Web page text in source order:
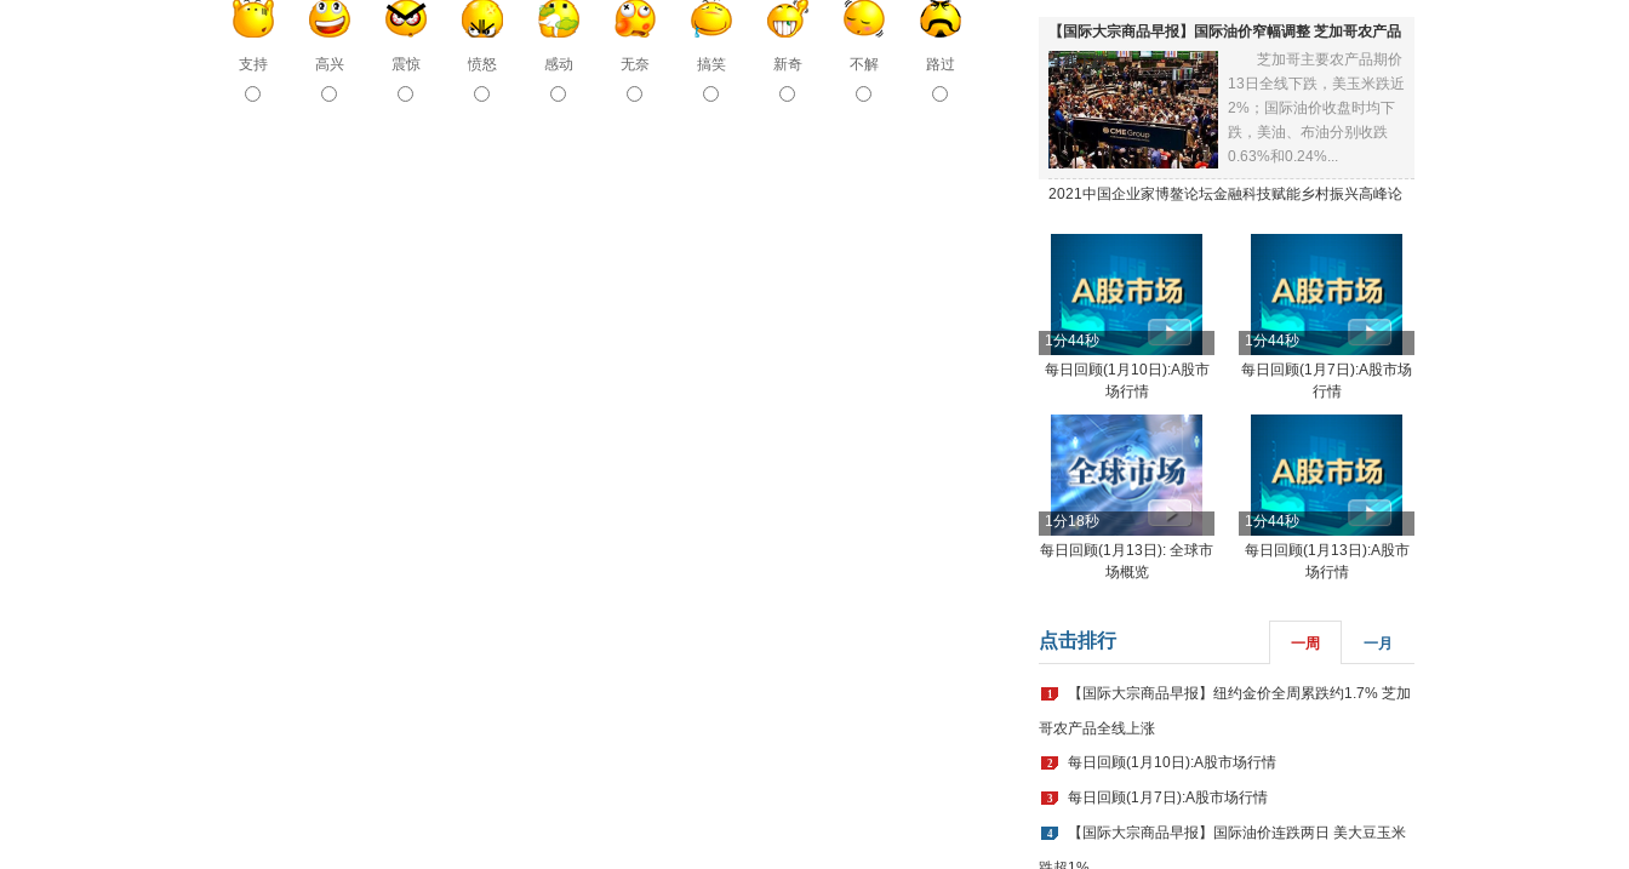
支持 高兴 震惊 愤怒 感动 无奈 搞笑 新奇 不解 路过
【国际大宗商品早报】国际油价窄幅调整 芝加哥农产品
全线下跌
芝加哥主要农产品期价
13日全线下跌，美玉米跌近
2%；国际油价收盘时均下
跌，美油、布油分别收跌
0.63%和0.24%...
2021中国企业家博鳌论坛金融科技赋能乡村振兴高峰论
1分44秒
每日回顾(1月10日):A股市
场行情
1分44秒
每日回顾(1月7日):A股市场
行情
1分18秒
每日回顾(1月13日): 全球市
场概览
1分44秒
每日回顾(1月13日):A股市
场行情
点击排行 一周 一月
1 【国际大宗商品早报】纽约金价全周累跌约1.7% 芝加
哥农产品全线上涨
2 每日回顾(1月10日):A股市场行情
3 每日回顾(1月7日):A股市场行情
4 【国际大宗商品早报】国际油价连跌两日 美大豆玉米